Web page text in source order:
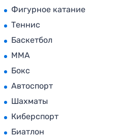
Фигурное катание
Теннис
Баскетбол
MMA
Бокс
Автоспорт
Шахматы
Киберспорт
Биатлон